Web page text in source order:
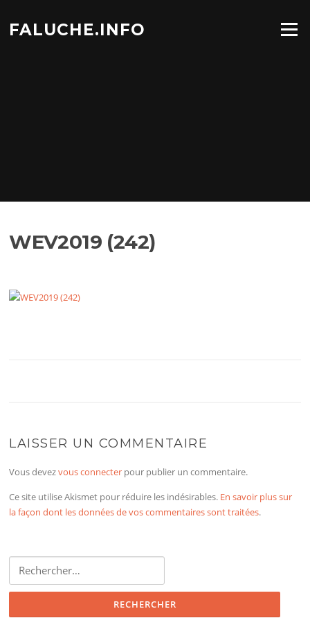
contenu
FALUCHE.INFO Menu
WEV2019 (242)
LAISSER UN COMMENTAIRE
Vous devezvous connecter pour publier un commentaire.
Ce site utilise Akismet pour réduire les indésirables. En savoir plus sur
la façon dont les données de vos commentaires sont traitées.
Rechercher :